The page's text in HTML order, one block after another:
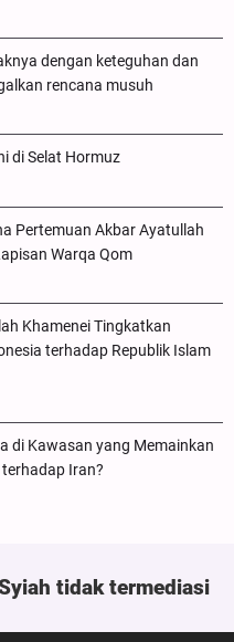
dengan keteguhan dan
rencana musuh
di Selat Hormuz
Pertemuan Akbar Ayatullah
Warqa Qom
Khamenei Tingkatkan
terhadap Republik Islam
di Kawasan yang Memainkan
Iran?
tidak termediasi